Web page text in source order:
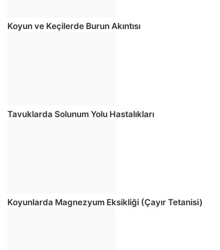
Koyun ve Keçilerde Burun Akıntısı
Tavuklarda Solunum Yolu Hastalıkları
Koyunlarda Magnezyum Eksikliği (Çayır Tetanisi)